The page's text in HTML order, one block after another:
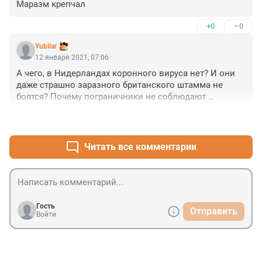
Маразм крепчал
+0 –0
Yubilar
12 января 2021, 07:06
А чего, в Нидерландах коронного вируса нет? И они
даже страшно заразного британского штамма не
боятся? Почему пограничники не соблюдают
намордников?
Читать все комментарии
Гость
Войти
Отправить